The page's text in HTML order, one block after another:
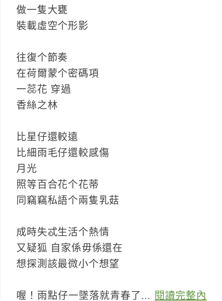
做一隻大甕
裝載虛空个形影
往復个節奏
在荷爾蒙个密碼項
一蕊花 穿過
香絲之林
比星仔還較遠
比細雨毛仔還較感傷
月光
照等百合花个花蒂
同竊竊私語个兩隻乳菇
成時失忒生活个熱情
又疑狐 自家係毋係還在
想探測該最微小个想望
喔！雨點仔一墜落就青春了… 閱讀完整內